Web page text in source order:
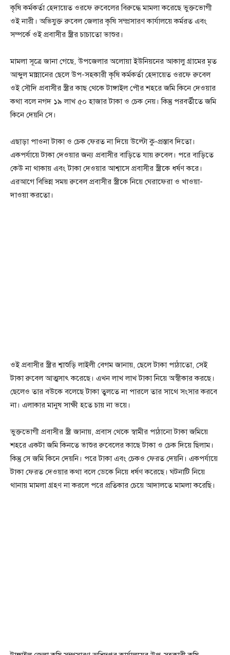
কৃষি কর্মকর্তা হেদায়েত ওরফে রুবেলের বিরুদ্ধে মামলা করেছে ভুক্তভোগী
ওই নারী। অভিযুক্ত রুবেল জেলার কৃষি সম্প্রসারণ কার্যালয়ে কর্মরত এবং
সম্পর্কে ওই প্রবাসীর স্ত্রীর চাচাতো ভাশুর।
মামলা সূত্রে জানা গেছে, উপজেলার অলোয়া ইউনিয়নের আকালু গ্রামের মৃত
আব্দুল মান্নানের ছেলে উপ-সহকারী কৃষি কর্মকর্তা হেদায়েত ওরফে রুবেল
ওই সৌদি প্রবাসীর স্ত্রীর কাছ থেকে টাঙ্গাইল পৌর শহরে জমি কিনে দেওয়ার
কথা বলে নগদ ১৯ লাখ ৫০ হাজার টাকা ও চেক নেয়। কিন্তু পরবর্তীতে জমি
কিনে দেয়নি সে।
এছাড়া পাওনা টাকা ও চেক ফেরত না দিয়ে উল্টো কু-প্রস্তাব দিতো।
একপর্যায়ে টাকা দেওয়ার জন্য প্রবাসীর বাড়িতে যায় রুবেল। পরে বাড়িতে
কেউ না থাকায় এবং টাকা দেওয়ার আশ্বাসে প্রবাসীর স্ত্রীকে ধর্ষণ করে।
এরআগে বিভিন্ন সময় রুবেল প্রবাসীর স্ত্রীকে নিয়ে ঘেরাফেরা ও খাওয়া-
দাওয়া করতো।
ওই প্রবাসীর স্ত্রীর শ্বাশুড়ি লাইলী বেগম জানায়, ছেলে টাকা পাঠাতো, সেই
টাকা রুবেল আত্মসাৎ করেছে। এখন লাখ লাখ টাকা নিয়ে অস্বীকার করছে।
ছেলেও তার বউকে বলেছে টাকা তুলতে না পারলে তার সাথে সংসার করবে
না। এলাকার মানুষ সাক্ষী হতে চায় না ভয়ে।
ভুক্তভোগী প্রবাসীর স্ত্রী জানায়, প্রবাস থেকে স্বামীর পাঠানো টাকা জমিয়ে
শহরে একটা জমি কিনতে ভাশুর রুবেলের কাছে টাকা ও চেক দিয়ে ছিলাম।
কিন্তু সে জমি কিনে দেয়নি। পরে টাকা এবং চেকও ফেরত দেয়নি। একপর্যায়ে
টাকা ফেরত দেওয়ার কথা বলে ডেকে নিয়ে ধর্ষণ করেছে। ঘটনাটি নিয়ে
থানায় মামলা গ্রহণ না করলে পরে প্রতিকার চেয়ে আদালতে মামলা করেছি।